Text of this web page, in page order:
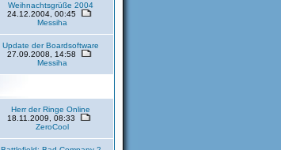
Weihnachtsgrüße 2004
24.12.2004, 00:45
Messiha
Update der Boardsoftware
27.09.2008, 14:58
Messiha
Herr der Ringe Online
18.11.2009, 08:33
ZeroCool